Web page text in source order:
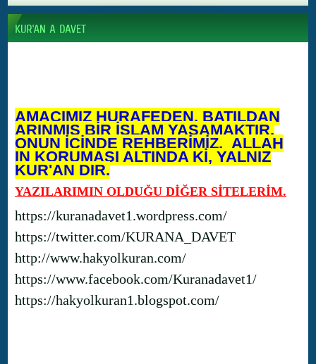
AMACIMIZ HURAFEDEN, BATILDAN
ARINMIŞ BİR İSLAM YAŞAMAKTIR.
ONUN İÇİNDE REHBERİMİZ, ALLAH
IN KORUMASI ALTINDA Kİ, YALNIZ
KUR'AN DIR.
YAZILARIMIN OLDUĞU DİĞER SİTELERİM.
https://kuranadavet1.wordpress.com/
https://twitter.com/KURANA_DAVET
http://www.hakyolkuran.com/
https://www.facebook.com/Kuranadavet1/
https://hakyolkuran1.blogspot.com/